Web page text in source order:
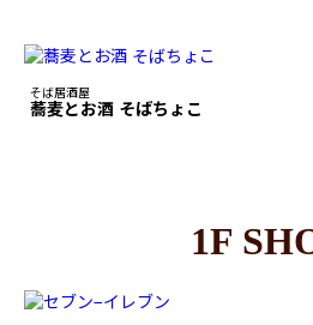
そば居酒屋
蕎麦とお酒 そばちょこ
1F